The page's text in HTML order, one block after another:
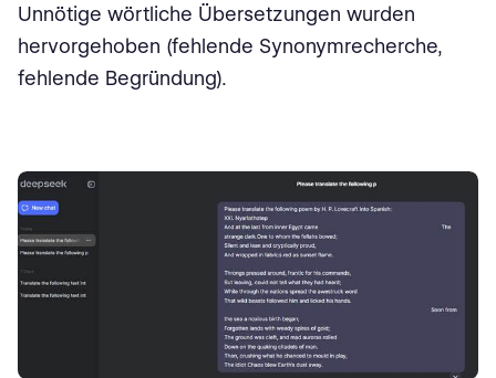
Unnötige wörtliche Übersetzungen wurden
hervorgehoben (fehlende Synonymrecherche,
fehlende Begründung).